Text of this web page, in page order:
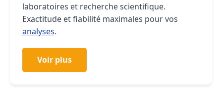
laboratoires et recherche scientifique.
Exactitude et fiabilité maximales pour vos
analyses.
Voir plus